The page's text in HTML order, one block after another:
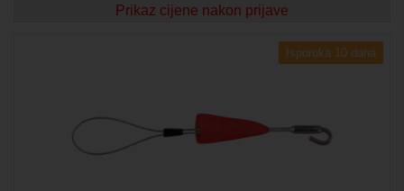
Prikaz cijene nakon prijave
Isporuka 10 dana